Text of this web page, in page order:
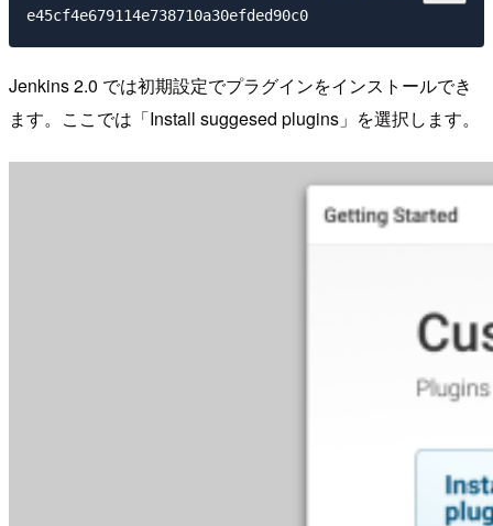
Jenkins 2.0 では初期設定でプラグインをインストールでき
ます。ここでは「Install suggesed plugins」を選択します。